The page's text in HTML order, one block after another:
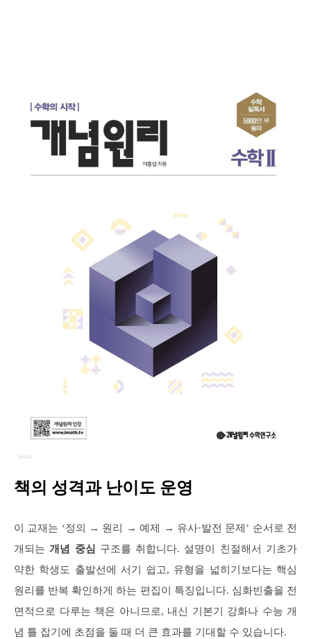
책의 성격과 난이도 운영
이 교재는 ‘정의 → 원리 → 예제 → 유사·발전 문제’ 순서로 전
개되는개념 중심
구조를 취합니다. 설명이 친절해서 기초가
약한 학생도 출발선에 서기 쉽고, 유형을 넓히기보다는 핵심
원리를 반복 확인하게 하는 편집이 특징입니다. 심화빈출을 전
면적으로 다루는 책은 아니므로, 내신 기본기 강화나 수능 개
념 틀 잡기에 초점을 둘 때 더 큰 효과를 기대할 수 있습니다.